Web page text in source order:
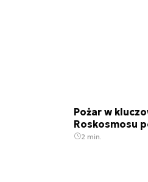
Pożar w
Roskosmosu
2 min.